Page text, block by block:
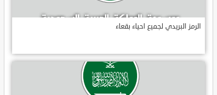
الرمز البريدي لجميع احياء بقعاء